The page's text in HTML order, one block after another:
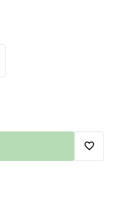
Pridėti